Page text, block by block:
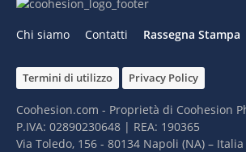
Chi siamo Contatti Rassegna Stampa
Termini di utilizzo Privacy Policy
Coohesion.com - Proprietà di Coohesion
P.IVA: 02890230648 | REA: 190365
Via Toledo, 156 - 80134 Napoli (NA) – It​alia